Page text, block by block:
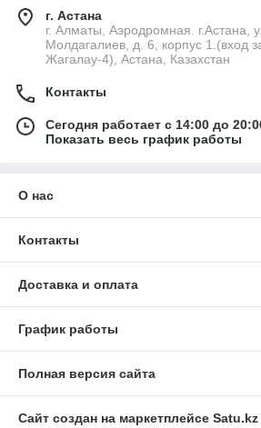
г. Астана
г. Алматы, Аэродромная. г.Астана,
Молдагалиев, д. 6, корпус 1.(вход
Жагалау-4), Астана, Казахстан
Контакты
Сегодня работает с 14:00 до
Показать весь график работы
О нас
Контакты
Доставка и оплата
График работы
Полная версия сайта
Сайт создан на маркетплейсе Satu.kz